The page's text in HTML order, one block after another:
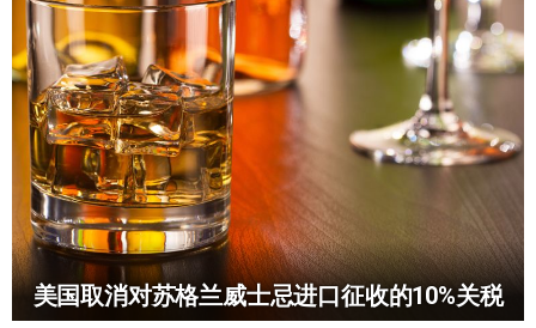
美国取消对苏格兰威士忌进口征收的10%关税